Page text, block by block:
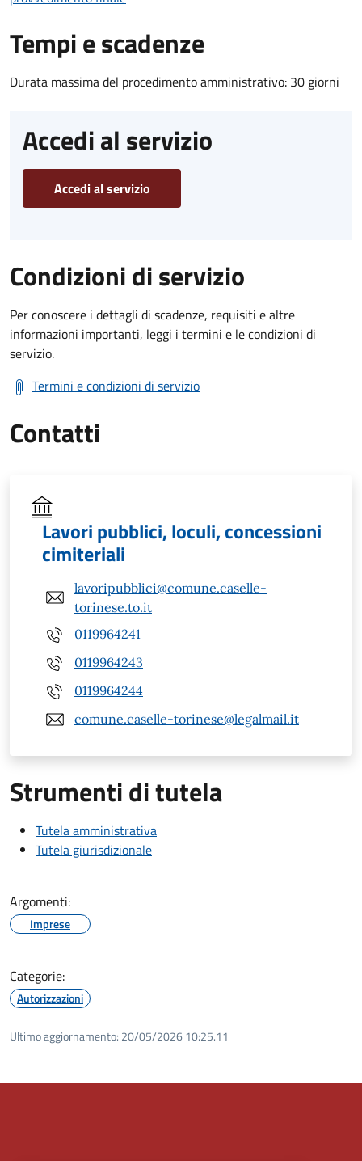
Tempi e scadenze
Durata massima del procedimento amministrativo: 30 giorni
Accedi al servizio
Accedi al servizio
Condizioni di servizio
Per conoscere i dettagli di scadenze, requisiti e altre
informazioni importanti, leggi i termini e le condizioni di
servizio.
Termini e condizioni di servizio
Contatti
Lavori pubblici, loculi, concessioni
cimiteriali
lavoripubblici@comune.caselle-
torinese.to.it
0119964241
0119964243
0119964244
comune.caselle-torinese@legalmail.it
Strumenti di tutela
Tutela amministrativa
Tutela giurisdizionale
Argomenti:
Imprese
Categorie:
Autorizzazioni
Ultimo aggiornamento: 20/05/2026 10:25.11